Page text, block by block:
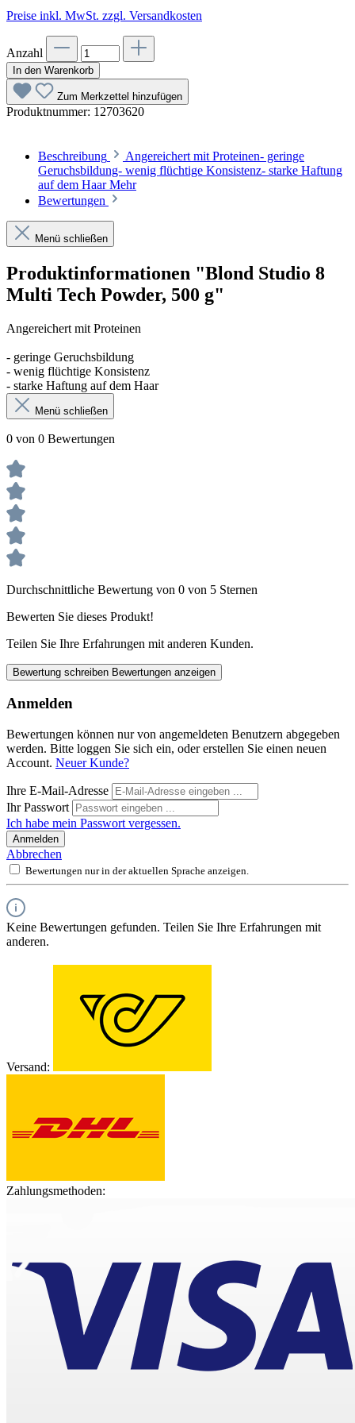
Preise inkl. MwSt. zzgl. Versandkosten
Anzahl
In den Warenkorb
Zum Merkzettel hinzufügen
Produktnummer: 12703620
Beschreibung
Angereichert mit Proteinen- geringe
Geruchsbildung- wenig flüchtige Konsistenz- starke Haftung
auf dem HaarMehr
Bewertungen
Menü schließen
Produktinformationen "Blond Studio 8
Multi Tech Powder, 500 g"
Angereichert mit Proteinen
- geringe Geruchsbildung
- wenig flüchtige Konsistenz
- starke Haftung auf dem Haar
Menü schließen
0 von 0 Bewertungen
Durchschnittliche Bewertung von 0 von 5 Sternen
Bewerten Sie dieses Produkt!
Teilen Sie Ihre Erfahrungen mit anderen Kunden.
Bewertung schreiben Bewertungen anzeigen
Anmelden
Bewertungen können nur von angemeldeten Benutzern abgegeben
werden. Bitte loggen Sie sich ein, oder erstellen Sie einen neuen
Account. Neuer Kunde?
Ihre E-Mail-Adresse
Ihr Passwort
Ich habe mein Passwort vergessen.
Anmelden
Abbrechen
Bewertungen nur in der aktuellen Sprache anzeigen.
Keine Bewertungen gefunden. Teilen Sie Ihre Erfahrungen mit
anderen.
Versand:
Zahlungsmethoden: